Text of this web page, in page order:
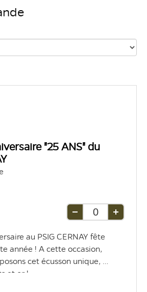
"25 ANS" du
Retirer
unité
Ajouter
au PSIG CERNAY fête
année ! A cette occasion,
cet écusson unique,
et or !